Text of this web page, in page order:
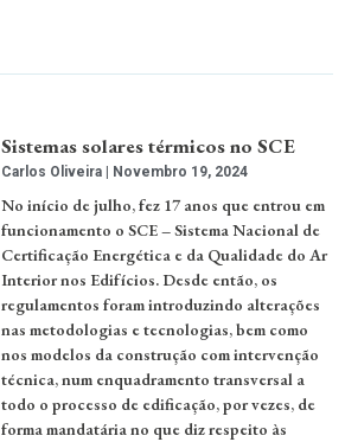
Sistemas solares térmicos no SCE
Carlos Oliveira Novembro 19, 2024
No início de julho, fez 17 anos que entrou em
funcionamento o SCE – Sistema Nacional de
Certificação Energética e da Qualidade do Ar
Interior nos Edifícios. Desde então, os
regulamentos foram introduzindo alterações
nas metodologias e tecnologias, bem como
nos modelos da construção com intervenção
técnica, num enquadramento transversal a
todo o processo de edificação, por vezes, de
forma mandatária no que diz respeito às